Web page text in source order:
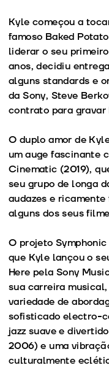
Kyle começou a
famoso Baked
liderar o seu
anos, decidiu
alguns standards e
da Sony, Steve
contrato para gravar
O duplo amor de
um auge fascinante
Cinematic (2019),
seu grupo de longa
audazes e
alguns dos seus
O projeto
que Kyle lançou o
Here pela Sony
sua carreira
variedade de
sofisticado electro-
jazz suave e
2006) e uma
culturalmente